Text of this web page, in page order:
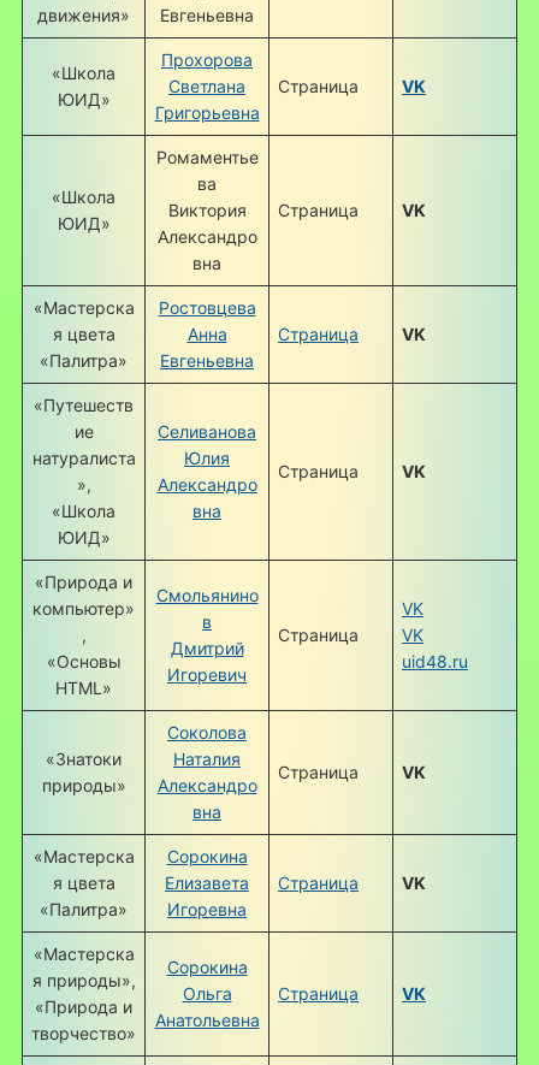
движения»
Евгеньевна
«Школа
ЮИД»
Прохорова
Светлана
Григорьевна
Страница VK
«Школа
ЮИД»
Ромаментье
ва
Виктория
Александро
вна
Страница VK
«Мастерска
я цвета
«Палитра»
Ростовцева
Анна
Евгеньевна
Страница VK
«Путешеств
ие
натуралиста
»,
«Школа
ЮИД»
Селиванова
Юлия
Александро
вна
Страница VK
«Природа и
компьютер»
,
«Основы
HTML»
Смольянино
в
Дмитрий
Игоревич
Страница
VK
VK
uid48.ru
«Знатоки
природы»
Соколова
Наталия
Александро
вна
Страница VK
«Мастерска
я цвета
«Палитра»
Сорокина
Елизавета
Игоревна
Страница VK
«Мастерска
я природы»,
«Природа и
творчество»
Сорокина
Ольга
Анатольевна
Страница VK